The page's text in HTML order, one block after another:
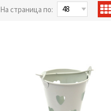
На страница по: